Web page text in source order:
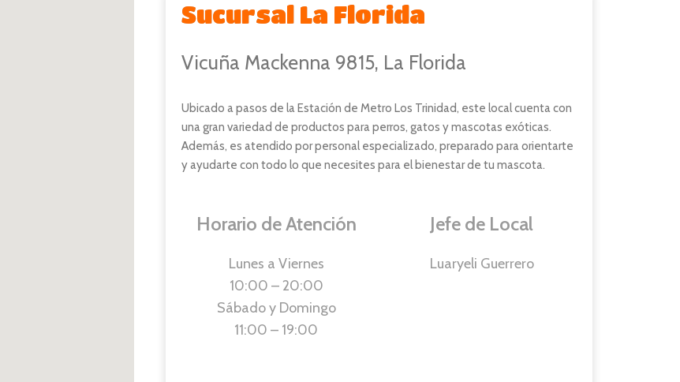
Sucursal La Florida
Vicuña Mackenna 9815, La Florida
Ubicado a pasos de la Estación de Metro Los Trinidad, este local cuenta con
una gran variedad de productos para perros, gatos y mascotas exóticas.
Además, es atendido por personal especializado, preparado para orientarte
y ayudarte con todo lo que necesites para el bienestar de tu mascota.
Horario de Atención
Lunes a Viernes
10:00 – 20:00
Sábado y Domingo
11:00 – 19:00
Jefe de Local
Luaryeli Guerrero